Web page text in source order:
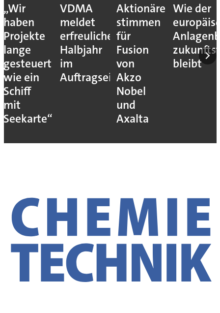
„Wir
haben
Projekte
lange
gesteuert
wie ein
Schiff
mit
Seekarte“
VDMA
meldet
erfreuliches
Halbjahr
im
Auftragseingang
Aktionäre
stimmen
für
Fusion
von
Akzo
Nobel
und
Axalta
Wie der
bleibt